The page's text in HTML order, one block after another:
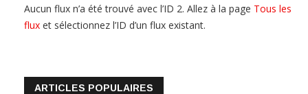
Aucun flux n’a été trouvé avec l’ID 2. Allez à la page Tous les
flux et sélectionnez l’ID d’un flux existant.
ARTICLES POPULAIRES